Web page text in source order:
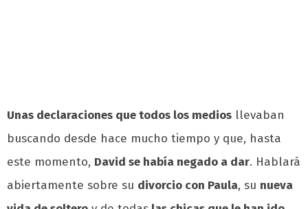
Unas declaraciones que todos los medios llevaban
buscando desde hace mucho tiempo y que, hasta
este momento, David se había negado a dar. Hablará
abiertamente sobre su divorcio con Paula, su nueva